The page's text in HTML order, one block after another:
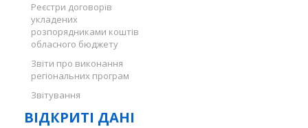
Реєстри договорів
укладених
розпорядниками коштів
обласного бюджету
Звіти про виконання
регіональних програм
Звітування
ВІДКРИТІ ДАНІ